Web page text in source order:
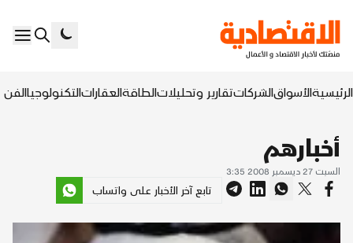
الرئيسيةالأسواقالشركاتتقارير وتحليلاتالطاقةالعقاراتالتكنولوجياالفن
أخبارهم
السبت 27 ديسمبر 2008 3:35
تابع آخر الأخبار على واتساب